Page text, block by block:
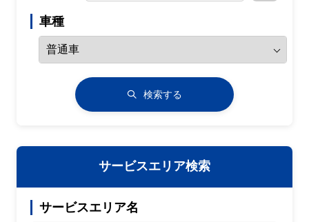
車種
検索する
サービスエリア検索
サービスエリア名